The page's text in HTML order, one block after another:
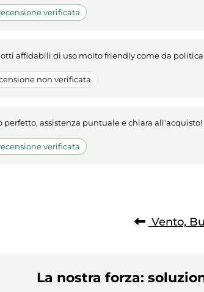
verificata
affidabili di uso molto friendly come da
non verificata
perfetto, assistenza puntuale e chiara
verificata
Vento,
La nostra forza: